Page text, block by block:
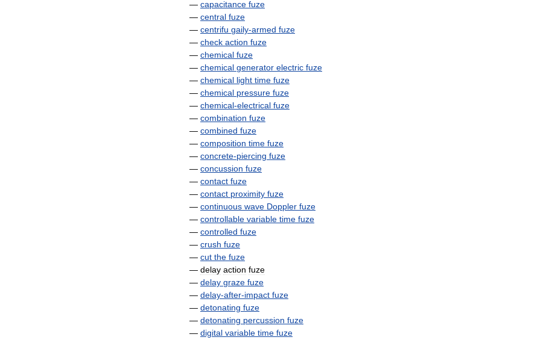
— capacitance fuze
— central fuze
— centrifu gaily-armed fuze
— check action fuze
— chemical fuze
— chemical generator electric fuze
— chemical light time fuze
— chemical pressure fuze
— chemical-electrical fuze
— combination fuze
— combined fuze
— composition time fuze
— concrete-piercing fuze
— concussion fuze
— contact fuze
— contact proximity fuze
— continuous wave Doppler fuze
— controllable variable time fuze
— controlled fuze
— crush fuze
— cut the fuze
— delay action fuze
— delay graze fuze
— delay-after-impact fuze
— detonating fuze
— detonating percussion fuze
— digital variable time fuze